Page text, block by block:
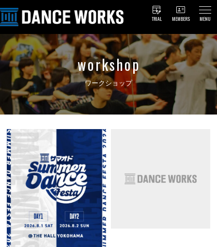
TRIAL MEMBERS MENU
workshop
ワークショップ